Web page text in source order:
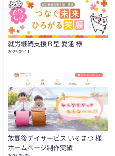
就労継続支援Ｂ型 愛逢 様
2025.09.11
放課後デイサービス いそまつ 様
ホームページ制作実績